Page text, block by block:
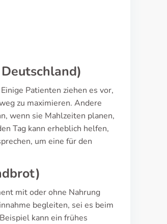
Patienten ziehen es vor,
zu maximieren. Andere
wenn sie Mahlzeiten planen,
Tag kann erheblich helfen,
um eine für den
mit oder ohne Nahrung
begleiten, sei es beim
kann ein frühes